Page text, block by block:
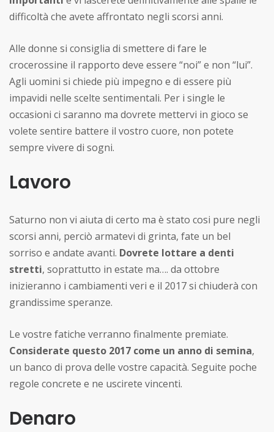
difficoltà che avete affrontato negli scorsi anni.
Alle donne si consiglia di smettere di fare le
crocerossine il rapporto deve essere “noi” e non “lui”.
Agli uomini si chiede più impegno e di essere più
impavidi nelle scelte sentimentali. Per i single le
occasioni ci saranno ma dovrete mettervi in gioco se
volete sentire battere il vostro cuore, non potete
sempre vivere di sogni.
Lavoro
Saturno non vi aiuta di certo ma è stato cosi pure negli
scorsi anni, perciò armatevi di grinta, fate un bel
sorriso e andate avanti. Dovrete lottare a denti
stretti, soprattutto in estate ma…. da ottobre
inizieranno i cambiamenti veri e il 2017 si chiuderà con
grandissime speranze.
Le vostre fatiche verranno finalmente premiate.
Considerate questo 2017 come un anno di semina,
un banco di prova delle vostre capacità. Seguite poche
regole concrete e ne uscirete vincenti.
Denaro